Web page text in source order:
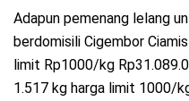
Adapun pemenang lelang
berdomisili Cigembor
limit Rp1000/kg
1.517 kg harga limit 1000/